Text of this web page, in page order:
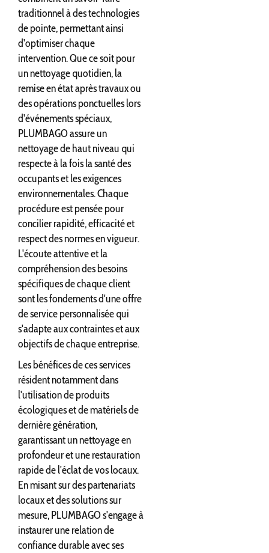
traditionnel à des technologies
de pointe, permettant ainsi
d'optimiser chaque
intervention. Que ce soit pour
un nettoyage quotidien, la
remise en état après travaux ou
des opérations ponctuelles lors
d'événements spéciaux,
PLUMBAGO assure un
nettoyage de haut niveau qui
respecte à la fois la santé des
occupants et les exigences
environnementales. Chaque
procédure est pensée pour
concilier rapidité, efficacité et
respect des normes en vigueur.
L'écoute attentive et la
compréhension des besoins
spécifiques de chaque client
sont les fondements d'une offre
de service personnalisée qui
s'adapte aux contraintes et aux
objectifs de chaque entreprise.
Les bénéfices de ces services
résident notamment dans
l'utilisation de produits
écologiques et de matériels de
dernière génération,
garantissant un nettoyage en
profondeur et une restauration
rapide de l'éclat de vos locaux.
En misant sur des partenariats
locaux et des solutions sur
mesure, PLUMBAGO s'engage à
instaurer une relation de
confiance durable avec ses